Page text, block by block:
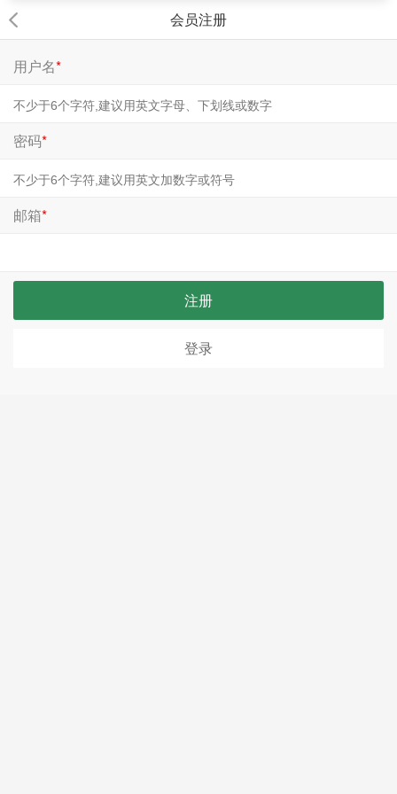
会员注册
用户名*
密码*
邮箱*
注册
登录